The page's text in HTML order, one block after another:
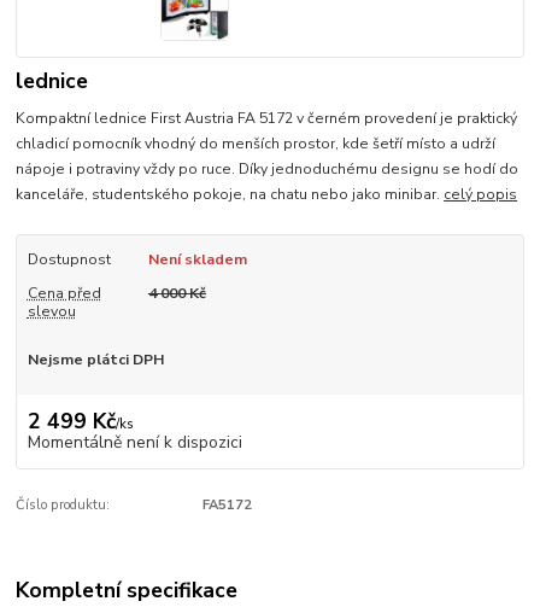
lednice
Kompaktní lednice First Austria FA 5172 v černém provedení je praktický
chladicí pomocník vhodný do menších prostor, kde šetří místo a udrží
nápoje i potraviny vždy po ruce. Díky jednoduchému designu se hodí do
kanceláře, studentského pokoje, na chatu nebo jako minibar. celý popis
Dostupnost
Není skladem
Cena před
slevou
4 000 Kč
Nejsme plátci DPH
2 499 Kč/ks
Momentálně není k dispozici
Číslo produktu: FA5172
Kompletní specifikace